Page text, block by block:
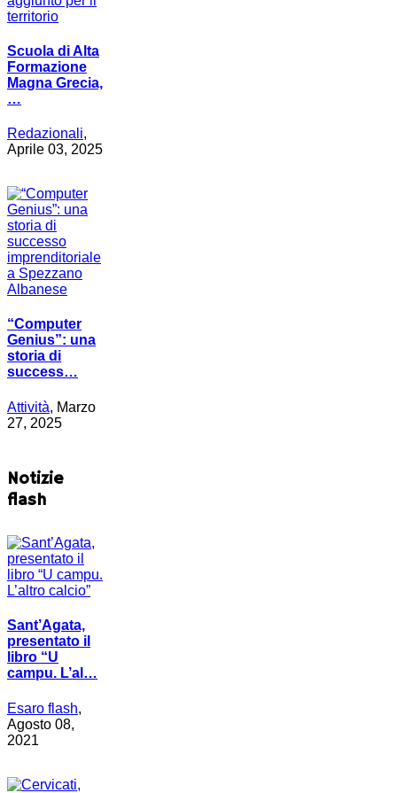
Scuola di Alta
Formazione
Magna Grecia,
…
Redazionali,
Aprile 03, 2025
“Computer
Genius”: una
storia di
success…
Attività, Marzo
27, 2025
Notizie
flash
Sant’Agata,
presentato il
libro “U
campu. L’al…
Esaro flash,
Agosto 08,
2021